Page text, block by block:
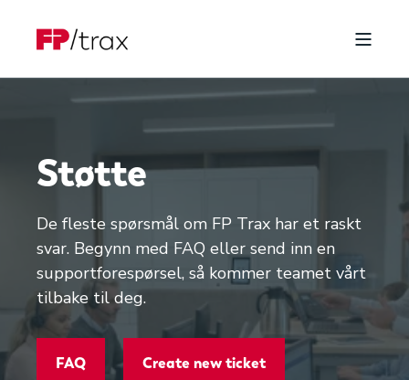
Støtte
De fleste spørsmål om FP Trax har et raskt
svar. Begynn med FAQ eller send inn en
supportforespørsel, så kommer teamet vårt
tilbake til deg.
FAQ Create new ticket